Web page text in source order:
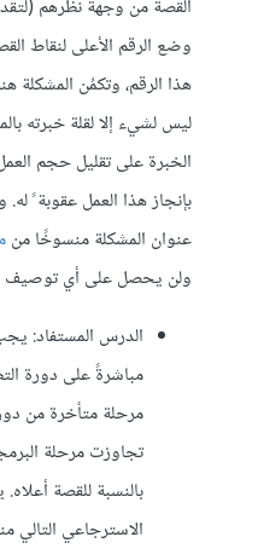
القصة من وجهة نظرهم
وضع الرقم الأعلى لنقاط
هذا الرقم، وتكمُن المشكلة
ليس لشيء إلا لقلة خبرته
الخبرة على تقليل حجم
بإنجاز هذا العمل عقوبة
عنوان المشكلة منسوخًا من
ولن يحصل على أي توصيف
الدرس المستفاد:
مباشرةً على دورة
مرحلة متأخرة من
تجاوزت مرحلة
بالنسبة للقصة
الاسترجاعي التالي